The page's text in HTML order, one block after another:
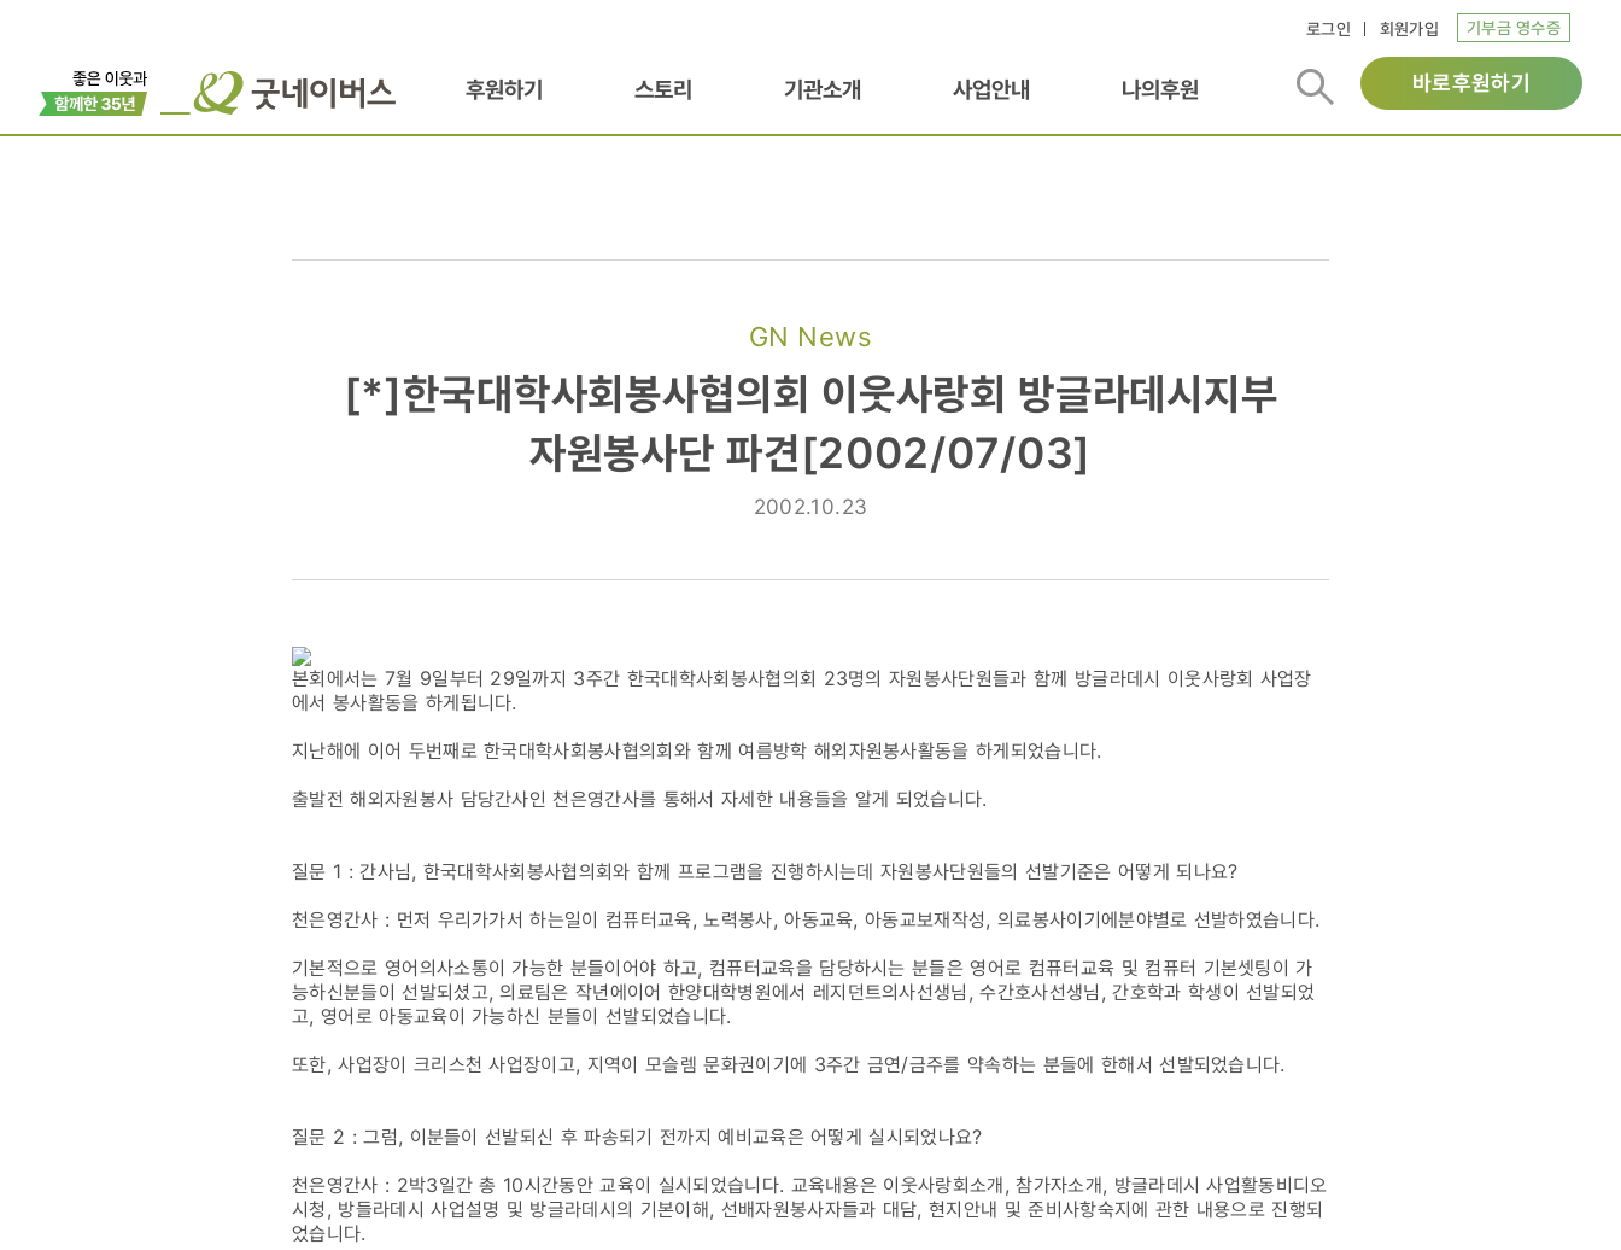
로그인 회원가입 기부금 영수증
후원하기 스토리 기관소개 사업안내 나의후원 바로후원하기
GN News
[*]
한국대학사회봉사협의회
방글라데시지부
파견
[2002/07/03]
[*]한국대학사회봉사협의회 이웃사랑회 방글라데시지부
자원봉사단 파견[2002/07/03]
2002.10.23
본회에서는 7월 9일부터 29일까지 3주간 한국대학사회봉사협의회 23명의 자원봉사단원들과 함께 방글라데시 이웃사랑회 사업장
에서 봉사활동을 하게됩니다.
지난해에 이어 두번째로 한국대학사회봉사협의회와 함께 여름방학 해외자원봉사활동을 하게되었습니다.
출발전 해외자원봉사 담당간사인 천은영간사를 통해서 자세한 내용들을 알게 되었습니다.
질문 1 : 간사님, 한국대학사회봉사협의회와 함께 프로그램을 진행하시는데 자원봉사단원들의 선발기준은 어떻게 되나요?
천은영간사 : 먼저 우리가가서 하는일이 컴퓨터교육, 노력봉사, 아동교육, 아동교보재작성, 의료봉사이기에분야별로 선발하였습니다.
기본적으로 영어의사소통이 가능한 분들이어야 하고, 컴퓨터교육을 담당하시는 분들은 영어로 컴퓨터교육 및 컴퓨터 기본셋팅이 가
능하신분들이 선발되셨고, 의료팀은 작년에이어 한양대학병원에서 레지던트의사선생님, 수간호사선생님, 간호학과 학생이 선발되었
고, 영어로 아동교육이 가능하신 분들이 선발되었습니다.
또한, 사업장이 크리스천 사업장이고, 지역이 모슬렘 문화권이기에 3주간 금연/금주를 약속하는 분들에 한해서 선발되었습니다.
질문 2 : 그럼, 이분들이 선발되신 후 파송되기 전까지 예비교육은 어떻게 실시되었나요?
천은영간사 : 2박3일간 총 10시간동안 교육이 실시되었습니다. 교육내용은 이웃사랑회소개, 참가자소개, 방글라데시 사업활동비디오
시청, 방들라데시 사업설명 및 방글라데시의 기본이해, 선배자원봉사자들과 대담, 현지안내 및 준비사항숙지에 관한 내용으로 진행되
었습니다.